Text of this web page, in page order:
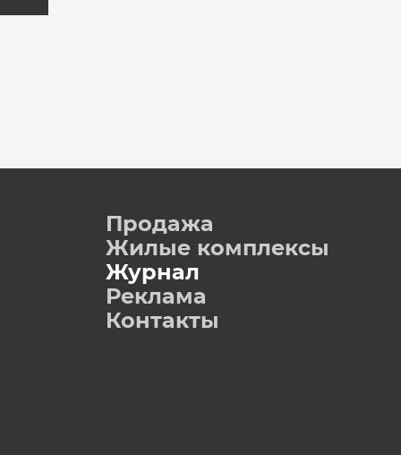
Продажа
Жилые комплексы
Журнал
Реклама
Контакты